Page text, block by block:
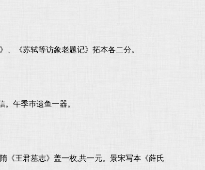
、《苏轼等访象老题记》拓本各二分。
午季巿遗鱼一器。
《王君墓志》盖一枚,共一元。景宋写本《薛氏